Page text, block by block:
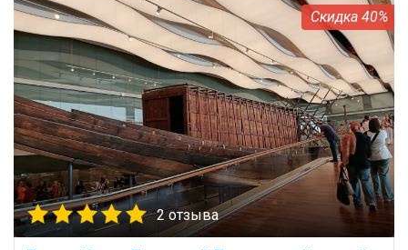
40%
2 отзыва